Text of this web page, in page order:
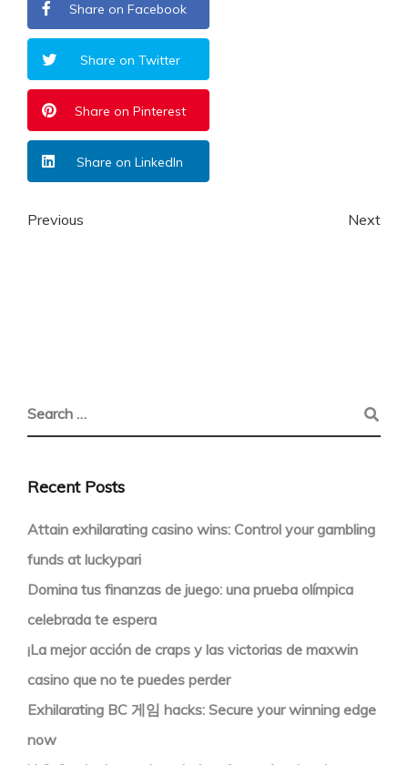
Share on Facebook
Share on Twitter
Share on Pinterest
Share on LinkedIn
Previous Next
Recent Posts
Attain exhilarating casino wins: Control your gambling
funds at luckypari
Domina tus finanzas de juego: una prueba olímpica
celebrada te espera
¡La mejor acción de craps y las victorias de maxwin
casino que no te puedes perder
Exhilarating BC 게임 hacks: Secure your winning edge
now